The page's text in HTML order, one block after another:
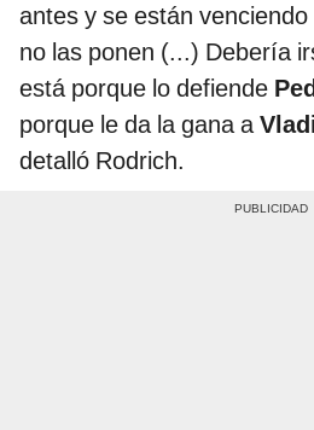
antes y se están
no las ponen (...) Debería
está porque lo defiende
porque le da la gana a
detalló Rodrich.